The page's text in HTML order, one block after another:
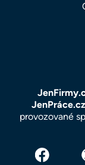
JenPráce.cz
provozované